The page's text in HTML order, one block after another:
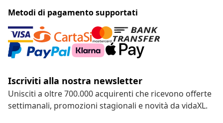
Metodi di pagamento supportati
Iscriviti alla nostra newsletter
Unisciti a oltre 700.000 acquirenti che ricevono offerte
settimanali, promozioni stagionali e novità da vidaXL.